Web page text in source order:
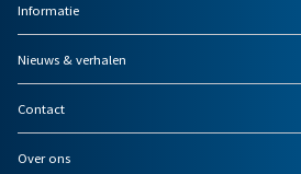
Informatie
Nieuws & verhalen
Contact
Over ons